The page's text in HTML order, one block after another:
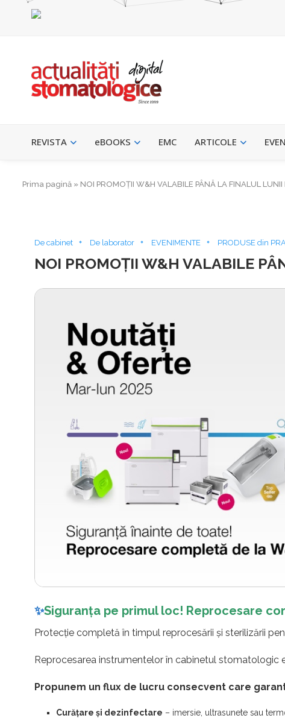
REVISTA eBOOKS EMC ARTICOLE
Prima pagină » NOI PROMOȚII W&H VALABILE PÂNĂ LA FINALUL LUNII
De cabinet De laborator EVENIMENTE PRODUSE din
NOI PROMOȚII W&H VALABILE
✨Siguranța pe primul loc! Reprocesare
Protecție completă în timpul reprocesării și sterilizării
Reprocesarea instrumentelor în cabinetul
Propunem un flux de lucru consecvent care
Curățare și dezinfectare – imersie, ultrasunete sau